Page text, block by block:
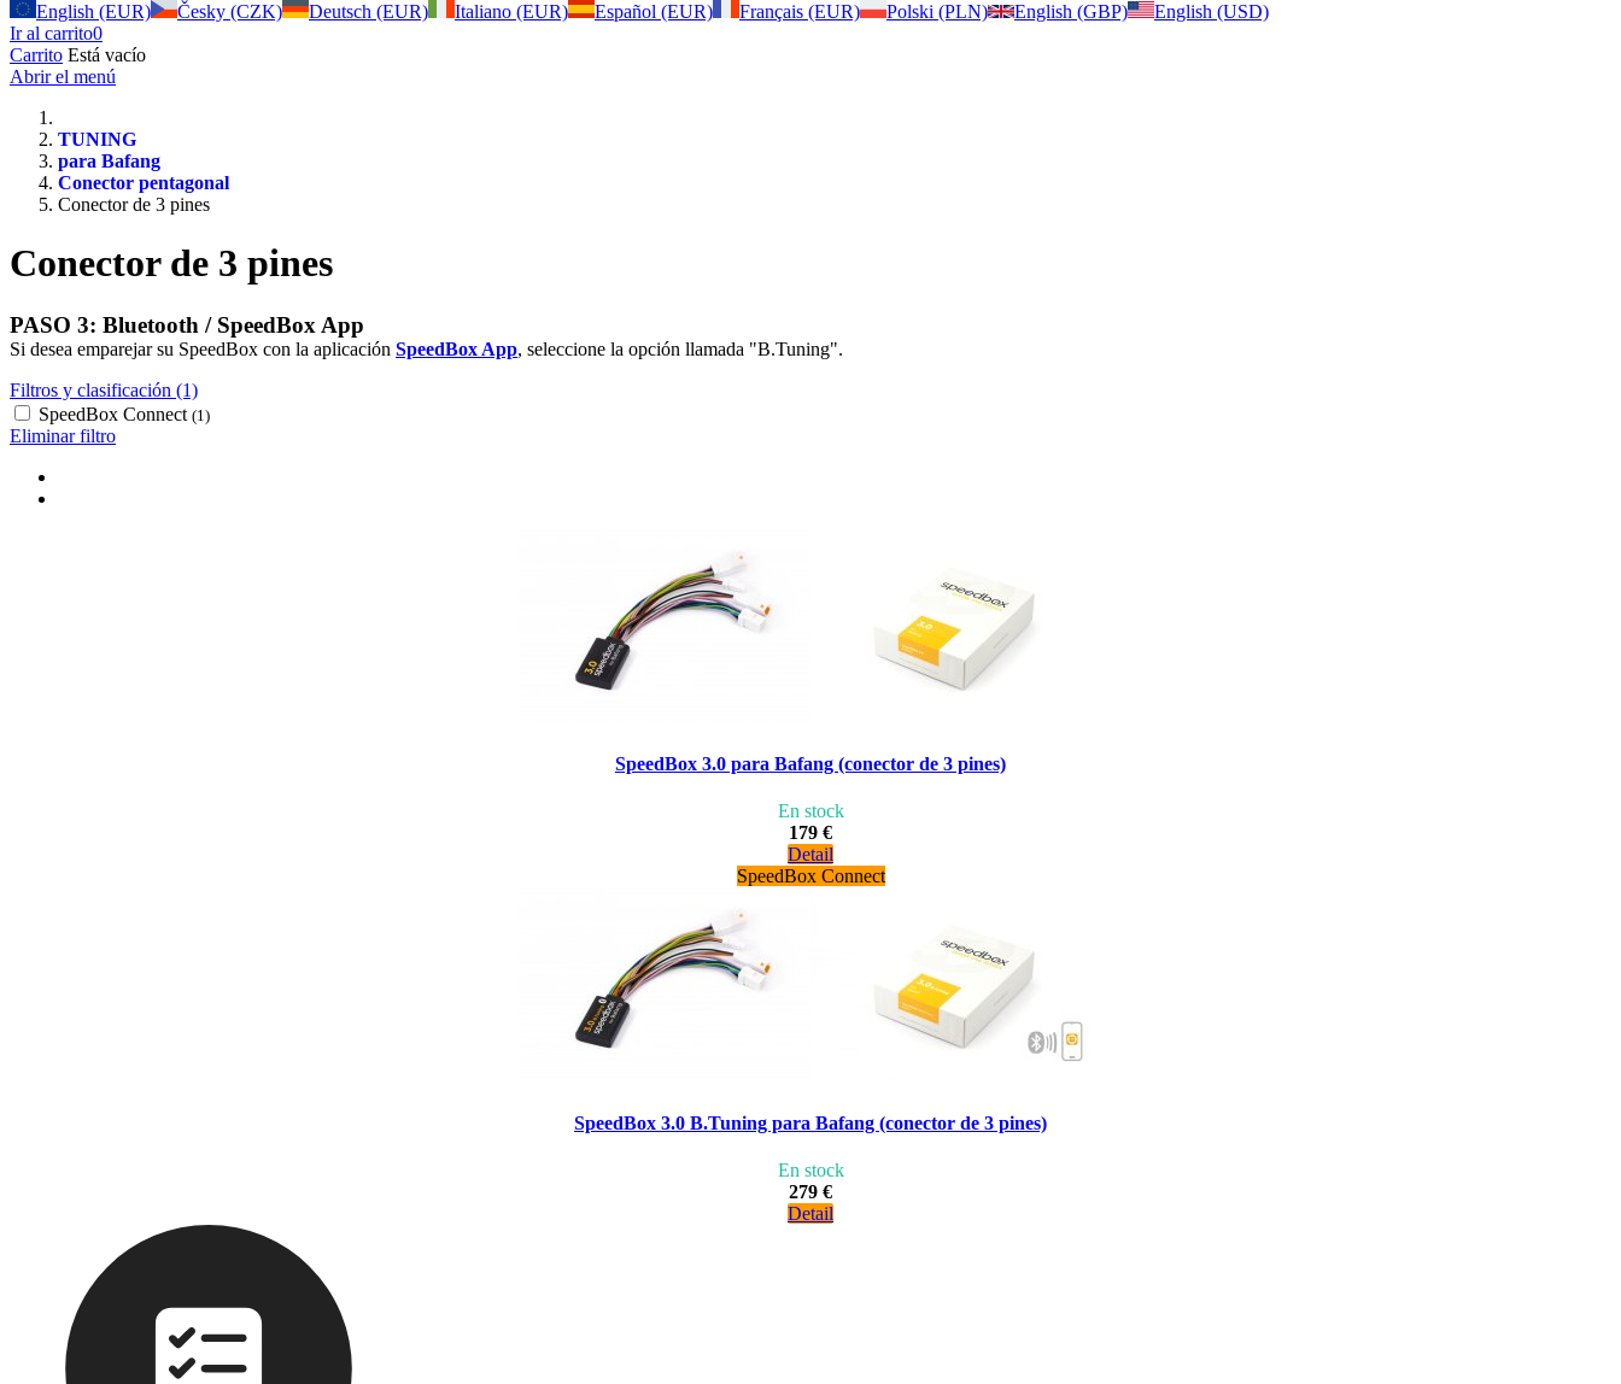
English (EUR)
Česky (CZK) Deutsch (EUR) Italiano (EUR) Español (EUR) Français (EUR) Polski (PLN) English (GBP)
English (USD)
Ir al carrito0
Carrito Está vacío
Abrir el menú
TUNING
para Bafang
Conector pentagonal
Conector de 3 pines
Conector de 3 pines
PASO 3: Bluetooth / SpeedBox App
Si desea emparejar su SpeedBox con la aplicación SpeedBox App, seleccione la opción llamada "B.Tuning".
Filtros y clasificación (1)
SpeedBox Connect (1)
Eliminar filtro
SpeedBox 3.0 para Bafang (conector de 3 pines)
En stock
179 €
Detail
SpeedBox Connect
SpeedBox 3.0 B.Tuning para Bafang (conector de 3 pines)
En stock
279 €
Detail